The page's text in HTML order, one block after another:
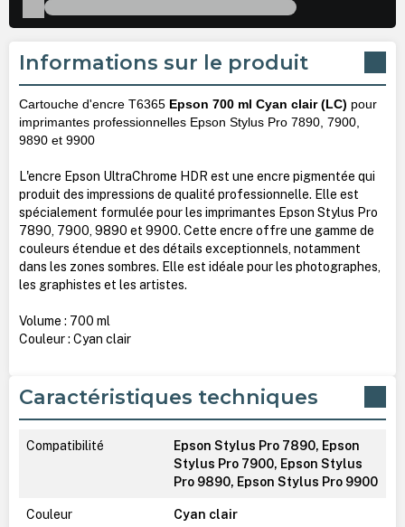
Informations sur le produit
Cartouche d'encre T6365 Epson 700 ml Cyan clair (LC) pour
imprimantes professionnelles Epson Stylus Pro 7890, 7900,
9890 et 9900
L'encre Epson UltraChrome HDR est une encre pigmentée qui
produit des impressions de qualité professionnelle. Elle est
spécialement formulée pour les imprimantes Epson Stylus Pro
7890, 7900, 9890 et 9900. Cette encre offre une gamme de
couleurs étendue et des détails exceptionnels, notamment
dans les zones sombres. Elle est idéale pour les photographes,
les graphistes et les artistes.
Volume : 700 ml
Couleur : Cyan clair
Caractéristiques techniques
Compatibilité
Epson Stylus Pro 7890, Epson
Stylus Pro 7900, Epson Stylus
Pro 9890, Epson Stylus Pro 9900
Couleur Cyan clair